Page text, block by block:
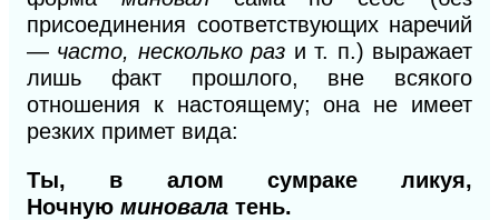
присоединения соответствующих наречий
— часто, несколькораз и т. п.) выражает
лишь факт прошлого, вне всякого
отношения к настоящему; она не имеет
резких примет вида:
Ты, в алом сумраке ликуя,
Ночную миновала тень.